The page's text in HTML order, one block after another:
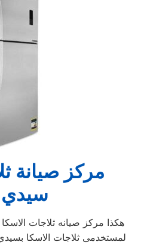
مركز صيانة
سيدي
هكذا مركز صيانه ثلاجات
لمستخدمى ثلاجات الاسكا